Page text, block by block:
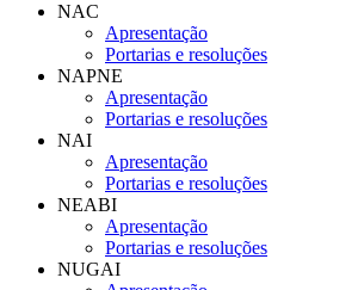
NAC
Apresentação
Portarias e resoluções
NAPNE
Apresentação
Portarias e resoluções
NAI
Apresentação
Portarias e resoluções
NEABI
Apresentação
Portarias e resoluções
NUGAI